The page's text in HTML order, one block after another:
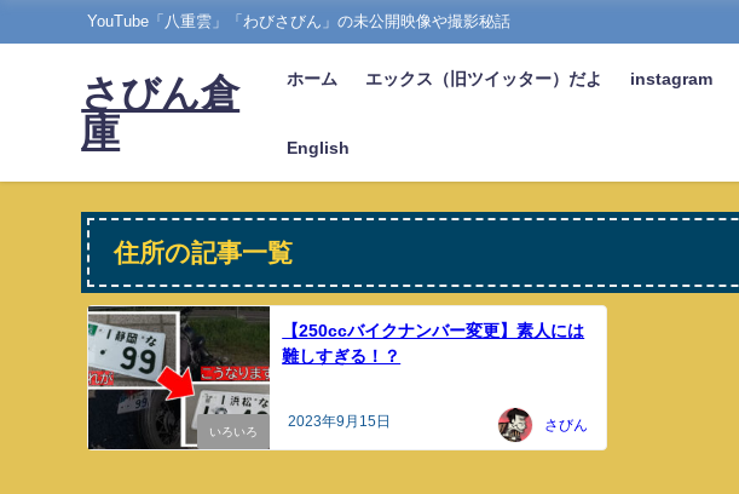
YouTube「八重雲」「わびさびん」の未公開映像や撮影秘話
さびん倉
庫
ホーム エックス（旧ツイッター）だよ instagram
English
住所の記事一覧
いろいろ
【250ccバイクナンバー変更】素人には
難しすぎる！？
2023年9月15日 さびん